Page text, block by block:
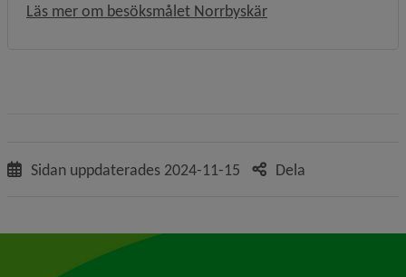
Läs mer om besöksmålet Norrbyskär
Sidan uppdaterades 2024-11-15 Dela